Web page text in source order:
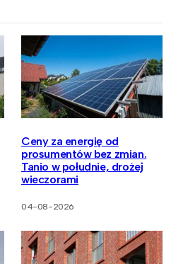
Ceny za energię od
prosumentów bez zmian.
Tanio w południe, drożej
wieczorami
04-08-2026